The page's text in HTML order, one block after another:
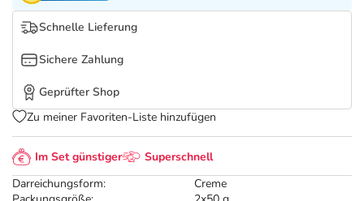
Im Set günstiger
Superschnell
Darreichungsform:
Creme
Schnelle Lieferung
Sichere Zahlung
Geprüfter Shop
Zu meiner Favoriten-Liste hinzufügen